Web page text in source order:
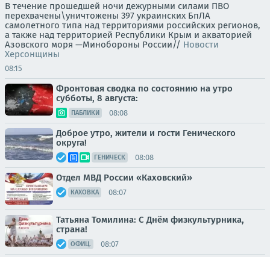
В течение прошедшей ночи дежурными силами ПВО
перехвачены\уничтожены 397 украинских БпЛА
самолетного типа над территориями российских регионов,
а также над территорией Республики Крым и акваторией
Азовского моря —Минобороны России// Новости
Херсонщины
08:15
Фронтовая сводка по состоянию на утро
субботы, 8 августа:
ПАБЛИКИ 08:08
Доброе утро, жители и гости Генического
округа!
ГЕНИЧЕСК 08:08
Отдел МВД России «Каховский»
КАХОВКА 08:07
Татьяна Томилина: С Днём физкультурника,
страна!
ОФИЦ. 08:07